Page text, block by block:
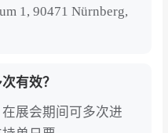
的客户会要求补充
出具邮件确认或QR
商名录、参展商名
IMPORT AND E
1, 90471 Nürnberg,
有效？
展会期间可多次进